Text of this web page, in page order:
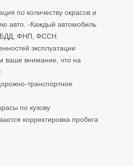
по количеству окрасов и
авто. -Каждый автомобиль
ФНП, ФССН.
эксплуатации
ваше внимание, что на
транспортное
по кузову
корректировка пробега